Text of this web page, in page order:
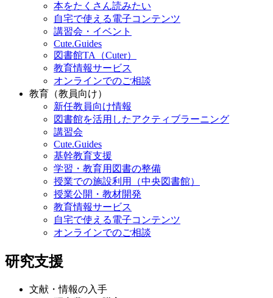
本をたくさん読みたい
自宅で使える電子コンテンツ
講習会・イベント
Cute.Guides
図書館TA（Cuter）
教育情報サービス
オンラインでのご相談
教育（教員向け）
新任教員向け情報
図書館を活用したアクティブラーニング
講習会
Cute.Guides
基幹教育支援
学習・教育用図書の整備
授業での施設利用（中央図書館）
授業公開・教材開発
教育情報サービス
自宅で使える電子コンテンツ
オンラインでのご相談
研究支援
文献・情報の入手